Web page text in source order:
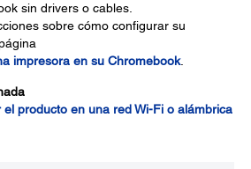
sin drivers o cables.
sobre cómo configurar su
impresora en su Chromebook.
producto en una red Wi-Fi o alámbrica